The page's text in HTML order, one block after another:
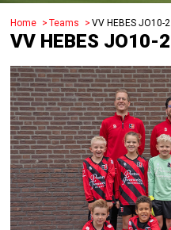
Home Teams VV HEBES JO10-2
VV HEBES JO10-2